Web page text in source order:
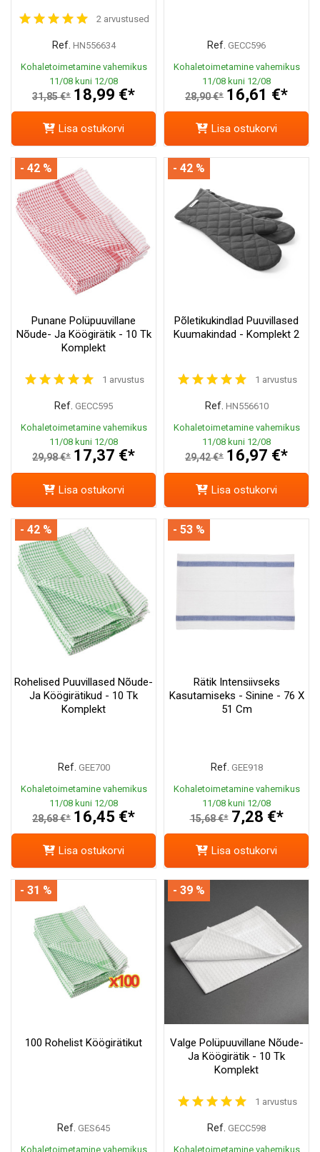
2 arvustused
Ref. HN556634
Kohaletoimetamine vahemikus
11/08 kuni 12/08
31,85 €* 18,99 €*
Lisa ostukorvi
Ref. GECC596
Kohaletoimetamine vahemikus
11/08 kuni 12/08
28,90 €* 16,61 €*
Lisa ostukorvi
Punane Polüpuuvillane
Nõude- Ja Köögirätik - 10 Tk
Komplekt
1 arvustus
Ref. GECC595
Kohaletoimetamine vahemikus
11/08 kuni 12/08
29,98 €* 17,37 €*
- 42 %
Lisa ostukorvi
Põletikukindlad Puuvillased
Kuumakindad - Komplekt 2
1 arvustus
Ref. HN556610
Kohaletoimetamine vahemikus
11/08 kuni 12/08
29,42 €* 16,97 €*
- 42 %
Lisa ostukorvi
Rohelised Puuvillased Nõude-
Ja Köögirätikud - 10 Tk
Komplekt
Ref. GEE700
Kohaletoimetamine vahemikus
11/08 kuni 12/08
28,68 €* 16,45 €*
- 42 %
Lisa ostukorvi
Rätik Intensiivseks
Kasutamiseks - Sinine - 76 X
51 Cm
Ref. GEE918
Kohaletoimetamine vahemikus
11/08 kuni 12/08
15,68 €* 7,28 €*
- 53 %
Lisa ostukorvi
100 Rohelist Köögirätikut
Ref. GES645
Kohaletoimetamine vahemikus
- 31 %
Valge Polüpuuvillane Nõude-
Ja Köögirätik - 10 Tk
Komplekt
1 arvustus
Ref. GECC598
Kohaletoimetamine vahemikus
- 39 %